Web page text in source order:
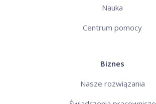
Nauka
Centrum pomocy
Biznes
Nasze rozwiązania